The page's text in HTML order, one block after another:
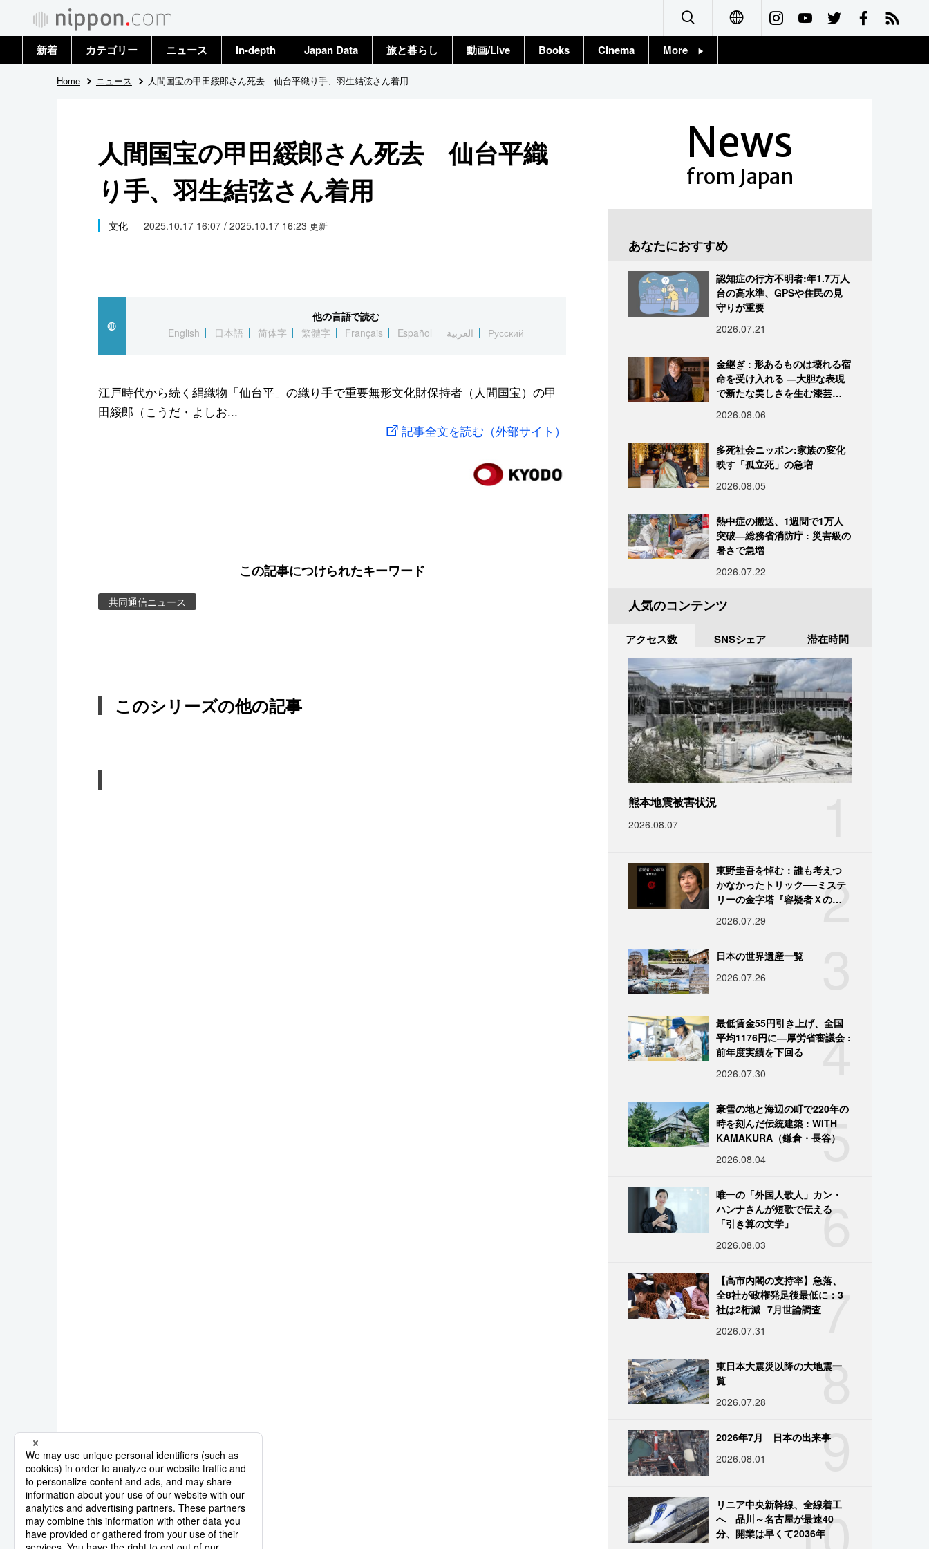
Français
新着 カテゴリー
政治・外交
社会
文化
スポーツ・東京2020
ニュース
トップ
In-depth Japan Data 旅と暮らし 動画/Live Books Cinema More
Home ニュース 人間国宝の甲田綏郎さん死去 仙台平織り手、羽生結弦さん着用
人間国宝の甲田綏郎さん死去 仙台平織
り手、羽生結弦さん着用
文化 2025.10.17 16:07 / 2025.10.17 16:23 更新
他の言語で読む
English
日本語 简体字 繁體字 Français Español العربية Русский
江戸時代から続く絹織物「仙台平」の織り手で重要無形文化財保持者（人間国宝）の甲
田綏郎（こうだ・よしお...
記事全文を読む（外部サイト）
この記事につけられたキーワード
共同通信ニュース
このシリーズの他の記事
News
from Japan
あなたにおすすめ
認知症の行方不明者:年1.7万人
台の高水準、GPSや住民の見
守りが重要
2026.07.21
金継ぎ : 形あるものは壊れる宿
命を受け入れる ―大胆な表現
で新たな美しさを生む漆芸修
2026.08.06
多死社会ニッポン:家族の変化
映す「孤立死」の急増
2026.08.05
熱中症の搬送、1週間で1万人
突破―総務省消防庁 : 災害級の
暑さで急増
2026.07.22
人気のコンテンツ
アクセス数 SNSシェア 滞在時間
熊本地震被害状況
2026.08.07
2
東野圭吾を悼む：誰も考えつ
かなかったトリック──ミステ
リーの金字塔『容疑者Ｘの献
2026.07.29
日本の世界遺産一覧
2026.07.26
4
最低賃金55円引き上げ、全国
平均1176円に―厚労省審議会 :
前年度実績を下回る
2026.07.30
5
豪雪の地と海辺の町で220年の
時を刻んだ伝統建築 : WITH
KAMAKURA（鎌倉・長谷）
2026.08.04
6
唯一の「外国人歌人」カン・
ハンナさんが短歌で伝える
「引き算の文学」
2026.08.03
7
【高市内閣の支持率】急落、
全8社が政権発足後最低に：3
社は2桁減─7月世論調査
2026.07.31
8
東日本大震災以降の大地震一
覧
2026.07.28
9
2026年7月 日本の出来事
2026.08.01
10
リニア中央新幹線、全線着工
へ 品川～名古屋が最速40
分、開業は早くて2036年